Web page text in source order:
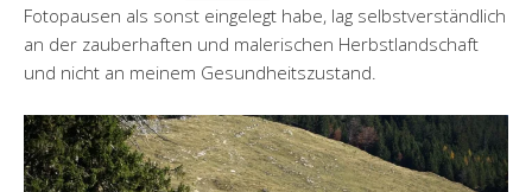
Fotopausen als sonst eingelegt habe, lag selbstverständlich
an der zauberhaften und malerischen Herbstlandschaft
und nicht an meinem Gesundheitszustand.